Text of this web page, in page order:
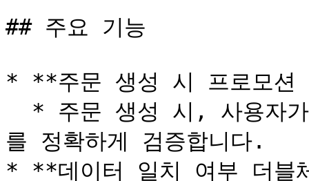
## 주요 기능
* **주문 생성 시 프로모션
를 정확하게 검증합니다.
* **데이터 일치 여부 더블